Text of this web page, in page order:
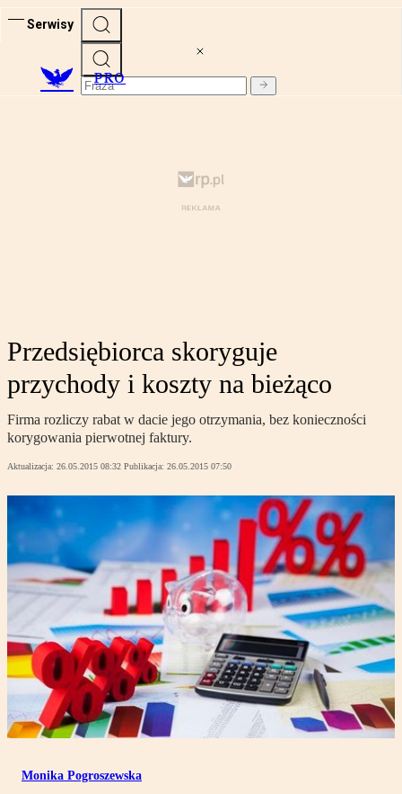
Serwisy
PRO
Przedsiębiorca skoryguje
przychody i koszty na bieżąco
Firma rozliczy rabat w dacie jego otrzymania, bez konieczności
korygowania pierwotnej faktury.
Aktualizacja: 26.05.2015 08:32 Publikacja: 26.05.2015 07:50
Monika Pogroszewska